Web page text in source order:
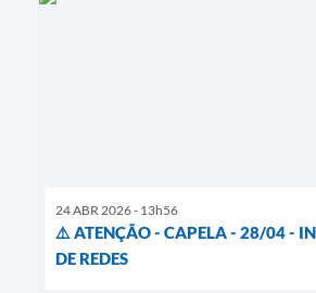
24 ABR 2026 - 13h56
⚠️ ATENÇÃO - CAPELA - 28/04 -
DE REDES